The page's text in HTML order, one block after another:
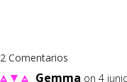
2 Comentarios
Gemma on 4